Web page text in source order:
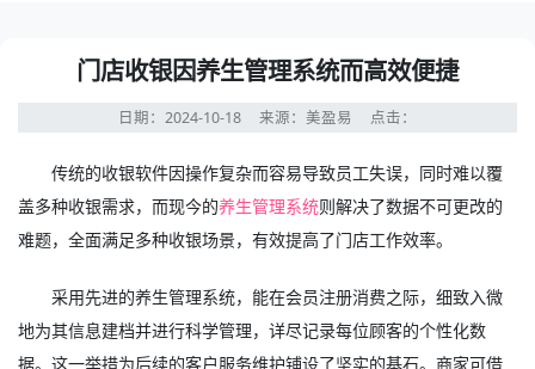
门店收银因养生管理系统而高效便捷
日期：2024-10-18 来源：美盈易 点击：
传统的收银软件因操作复杂而容易导致员工失误，同时难以覆
盖多种收银需求，而现今的养生管理系统则解决了数据不可更改的
难题，全面满足多种收银场景，有效提高了门店工作效率。
采用先进的养生管理系统，能在会员注册消费之际，细致入微
地为其信息建档并进行科学管理，详尽记录每位顾客的个性化数
据。这一举措为后续的客户服务维护铺设了坚实的基石。商家可借